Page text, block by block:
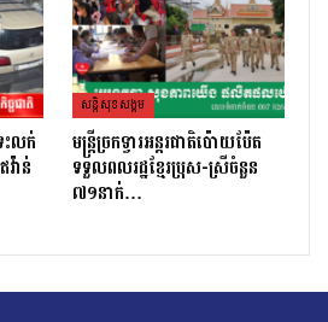
ះលក់
ាន់
សន្តិសុខសង្គម
មន្ត្រីច្រកទ្វារអន្តរជាតិប៉ោយប៉ែត
ទទួលពលរដ្ឋខ្មែរប្រុស-ស្រីចំនួន
៧១នាក់…